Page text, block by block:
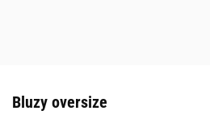
Bluzy oversize